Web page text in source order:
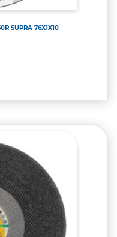
SUPRA 76X1X10